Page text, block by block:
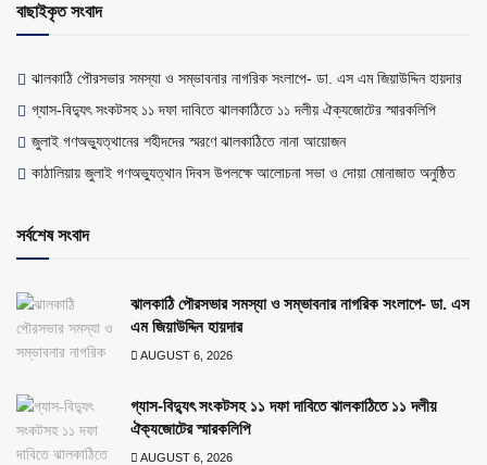
বাছাইকৃত সংবাদ
ঝালকাঠি পৌরসভার সমস্যা ও সম্ভাবনার নাগরিক সংলাপে- ডা. এস এম জিয়াউদ্দিন হায়দার
গ্যাস-বিদ্যুৎ সংকটসহ ১১ দফা দাবিতে ঝালকাঠিতে ১১ দলীয় ঐক্যজোটের স্মারকলিপি
জুলাই গণঅভ্যুত্থানের শহীদদের স্মরণে ঝালকাঠিতে নানা আয়োজন
কাঠালিয়ায় জুলাই গণঅভ্যুত্থান দিবস উপলক্ষে আলোচনা সভা ও দোয়া মোনাজাত অনুষ্ঠিত
সর্বশেষ সংবাদ
ঝালকাঠি পৌরসভার সমস্যা ও সম্ভাবনার নাগরিক সংলাপে- ডা. এস
এম জিয়াউদ্দিন হায়দার
AUGUST 6, 2026
গ্যাস-বিদ্যুৎ সংকটসহ ১১ দফা দাবিতে ঝালকাঠিতে ১১ দলীয়
ঐক্যজোটের স্মারকলিপি
AUGUST 6, 2026